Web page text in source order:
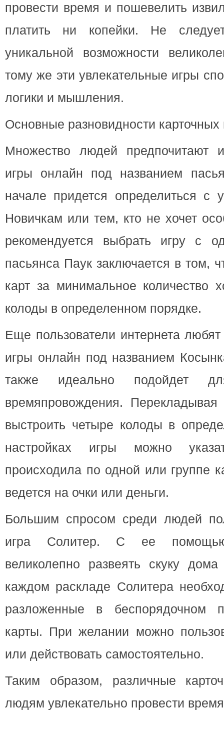
провести время и пошевелить
платить ни копейки. Не
уникальной возможности
тому же эти увлекательные игры
логики и мышления.
Основные разновидности карточных
Множество людей предпочитают
игры онлайн под названием
начале придется определиться с
Новичкам или тем, кто не хочет
рекомендуется выбрать игру с
пасьянса Паук заключается в том,
карт за минимальное количество
колоды в определенном порядке.
Еще пользователи интернета любят
игры онлайн под названием
также идеально подойдет для
времяпровождения.
выстроить четыре колоды в
настройках игры можно
происходила по одной или группе
ведется на очки или деньги.
Большим спросом среди людей
игра Солитер. С ее
великолепно развеять скуку
каждом раскладе Солитера
разложенные в беспорядочном
карты. При желании можно
или действовать самостоятельно.
Таким образом, различные
людям увлекательно провести